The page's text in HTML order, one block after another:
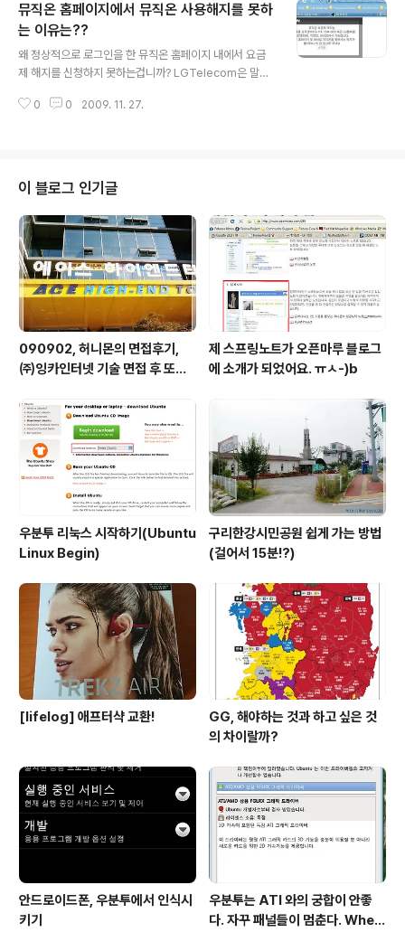
게 정의하고 있는지 곰곰히 머릿 속을 헤짚어보았지만 사
유에 대한 어떤 정리도 머릿 속에서 해본 적이 없다는 결론
에 다다르게 된다. 어떤 사물이나 개념에 대한 인식의 깊이
를 깊게하는 방법으로 우리는 '사유(思留)'를 한다. 사유를
리를 뻗어가면서 하나의 거대한 식물을 꽃피우는 과정이
뮤직온 홈페이지에서 뮤직온 사용해지를 못하
는 이유는??
왜 정상적으로 로그인을 한 뮤직온 홈페이지 내에서 요금
제 해지를 신청하지 못하는겁니까? LGTelecom은 말씀
말씀해 주십시오. 왜 안되는지...? 설마 해커가 임의적으로
0 0 2009. 11. 27.
이 블로그 인기글
090902, 허니몬의 면접후기,
㈜잉카인터넷 기술 면접 후 또한
업!!
제 스프링노트가 오픈마루 블로그
에 소개가 되었어요. ㅠㅅ-)b
우분투 리눅스 시작하기(Ubuntu
Linux Begin)
구리한강시민공원 쉽게 가는 방법
(걸어서 15분!?)
[lifelog] 애프터샥 교환!
GG, 해야하는 것과 하고 싶은 것
의 차이랄까?
안드로이드폰, 우분투에서 인식시
키기
우분투는 ATI 와의 궁합이 안좋
다. 자꾸 패널들이 멈춘다. When